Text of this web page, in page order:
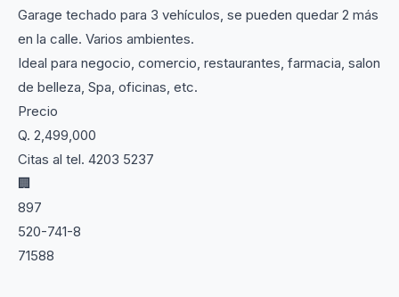
Garage techado para 3 vehículos, se pueden quedar 2 más
en la calle. Varios ambientes.
Ideal para negocio, comercio, restaurantes, farmacia, salon
de belleza, Spa, oficinas, etc.
Precio
Q. 2,499,000
Citas al tel. 4203 5237
🏢
897
520-741-8
71588